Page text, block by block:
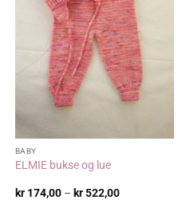
BABY
ELMIE bukse og lue
kr174,00 – kr522,00Prisområde: